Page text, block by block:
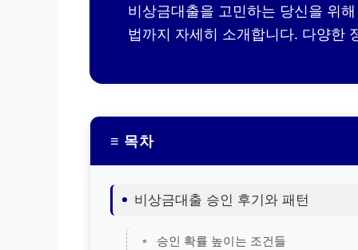
비상금대출을 고민하는 당신을 위
법까지 자세히 소개합니다. 다양한
≡ 목차
비상금대출 승인 후기와 패턴
승인 확률 높이는 조건들